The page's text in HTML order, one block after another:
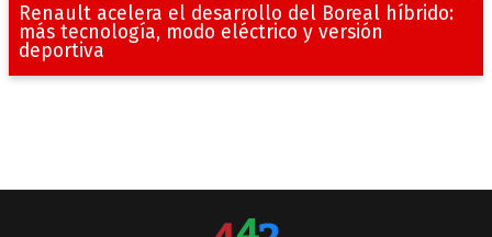
Renault acelera el desarrollo del Boreal híbrido:
más tecnología, modo eléctrico y versión
deportiva